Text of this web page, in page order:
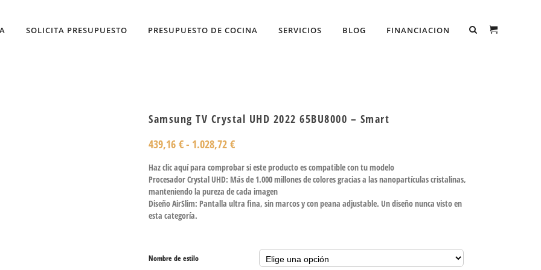
SOLICITA PRESUPUESTO PRESUPUESTO DE COCINA SERVICIOS BLOG FINANCIACION
Samsung TV Crystal UHD 2022 65BU8000 – Smart
439,16 €- 1.028,72 €
Haz clic aquí para comprobar si este producto es compatible con tu modelo
Procesador Crystal UHD: Más de 1.000 millones de colores gracias a las nanopartículas cristalinas,
manteniendo la pureza de cada imagen
Diseño AirSlim: Pantalla ultra fina, sin marcos y con peana adjustable. Un diseño nunca visto en
esta categoría.
Nombre de estilo